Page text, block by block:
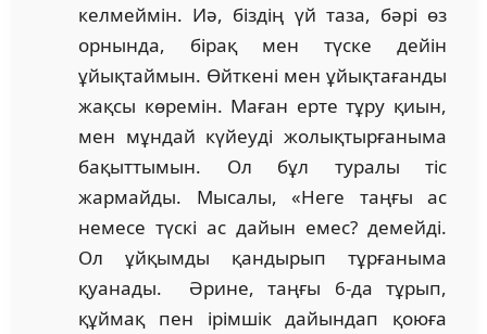
келмеймін. Иә, біздің үй таза, бәрі өз
орнында, бірақ мен түске дейін
ұйықтаймын. Өйткені мен ұйықтағанды
жақсы көремін. Маған ерте тұру қиын,
мен мұндай күйеуді жолықтырғаныма
бақыттымын. Ол бұл туралы тіс
жармайды. Мысалы, «Неге таңғы ас
немесе түскі ас дайын емес? демейді.
Ол ұйқымды қандырып тұрғаныма
қуанады. Әрине, таңғы 6-да тұрып,
құймақ пен ірімшік дайындап қоюға